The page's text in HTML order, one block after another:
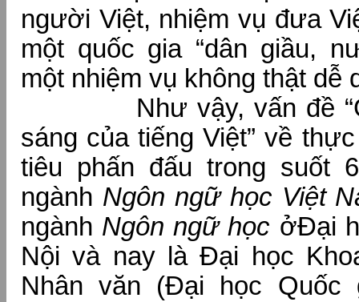
người Việt, nhiệm vụ đưa
một quốc gia “dân giầu,
một nhiệm vụ không thật dễ
Như vậy, vấn đề
sáng của tiếng Việt” về
tiêu phấn đấu trong suốt
ngành Ngôn ngữ học Việt
ngành Ngôn ngữ học ởĐại
Nội và nay là Đại học
Nhân văn (Đại học Quốc